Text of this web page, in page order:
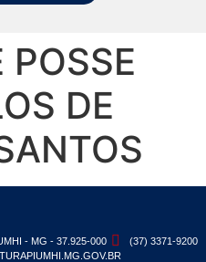
POSSE
DE
- MG - 37.925-000
(37) 3371-9200